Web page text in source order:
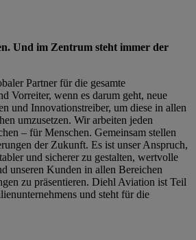
Und im Zentrum steht immer der
Partner für die gesamte
Vorreiter, wenn es darum geht, neue
und Innovationstreiber, um diese in allen
umzusetzen. Wir arbeiten jeden
– für Menschen. Gemeinsam stellen
der Zukunft. Es ist unser Anspruch,
und sicherer zu gestalten, wertvolle
unseren Kunden in allen Bereichen
zu präsentieren. Diehl Aviation ist Teil
und steht für die